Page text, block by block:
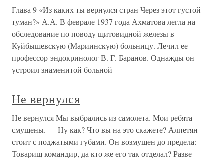
Глава 9 «Из каких ты вернулся стран Через этот густой
туман?» А.А. В феврале 1937 года Ахматова легла на
обследование по поводу щитовидной железы в
Куйбышевскую (Мариинскую) больницу. Лечил ее
профессор-эндокринолог В. Г. Баранов. Однажды он
устроил знаменитой больной
Не вернулся
Не вернулся Мы выбрались из самолета. Мои ребята
смущены. — Ну как? Что вы на это скажете? Алпетян
стоит с поджатыми губами. Он возмущен до предела: —
Товарищ командир, да кто же его так отделал? Разве